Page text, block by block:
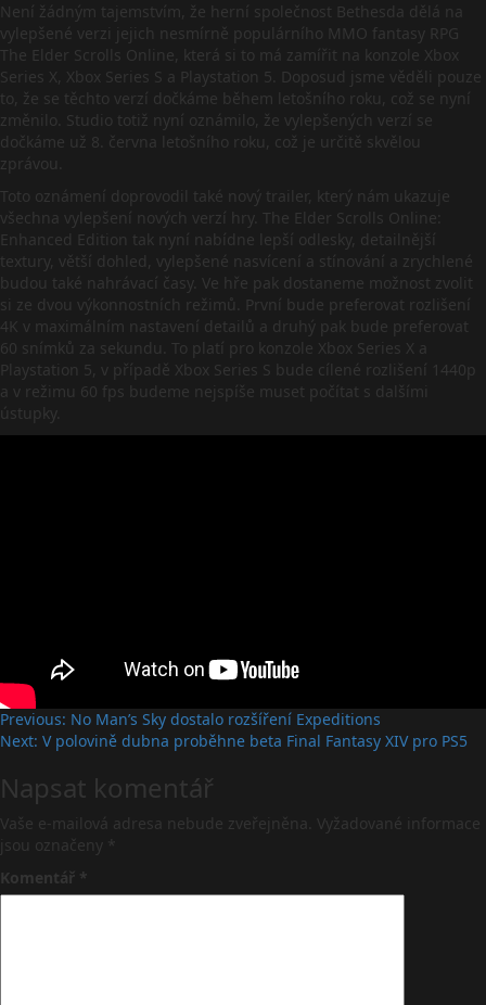
Není žádným tajemstvím, že herní společnost Bethesda dělá na
vylepšené verzi jejich nesmírně populárního MMO fantasy RPG
The Elder Scrolls Online, která si to má zamířit na konzole Xbox
Series X, Xbox Series S a Playstation 5. Doposud jsme věděli pouze
to, že se těchto verzí dočkáme během letošního roku, což se nyní
změnilo. Studio totiž nyní oznámilo, že vylepšených verzí se
dočkáme už 8. června letošního roku, což je určitě skvělou
zprávou.
Toto oznámení doprovodil také nový trailer, který nám ukazuje
všechna vylepšení nových verzí hry. The Elder Scrolls Online:
Enhanced Edition tak nyní nabídne lepší odlesky, detailnější
textury, větší dohled, vylepšené nasvícení a stínování a zrychlené
budou také nahrávací časy. Ve hře pak dostaneme možnost zvolit
si ze dvou výkonnostních režimů. První bude preferovat rozlišení
4K v maximálním nastavení detailů a druhý pak bude preferovat
60 snímků za sekundu. To platí pro konzole Xbox Series X a
Playstation 5, v případě Xbox Series S bude cílené rozlišení 1440p
a v režimu 60 fps budeme nejspíše muset počítat s dalšími
ústupky.
Post
navigation
Previous: No Man’s Sky dostalo rozšíření Expeditions
Next: V polovině dubna proběhne beta Final Fantasy XIV pro PS5
Napsat komentář
Vaše e-mailová adresa nebude zveřejněna. Vyžadované informace
jsou označeny *
Komentář *